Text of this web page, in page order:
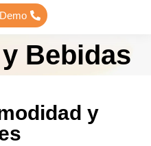
Bebidas
y